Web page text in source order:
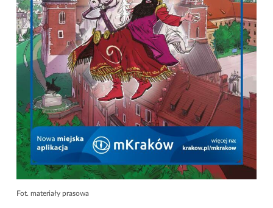
Fot. materiały prasowa